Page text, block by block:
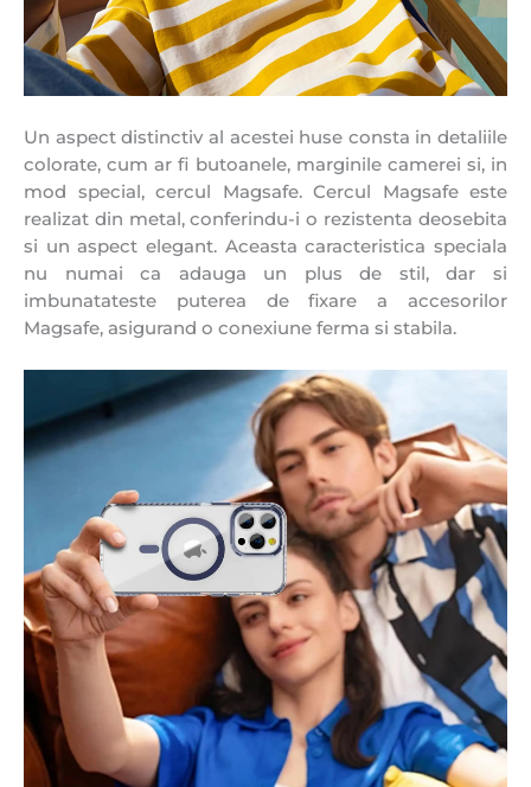
Un aspect distinctiv al acestei huse consta in detaliile
colorate, cum ar fi butoanele, marginile camerei si, in
mod special, cercul Magsafe. Cercul Magsafe este
realizat din metal, conferindu-i o rezistenta deosebita
si un aspect elegant. Aceasta caracteristica speciala
nu numai ca adauga un plus de stil, dar si
imbunatateste puterea de fixare a accesorilor
Magsafe, asigurand o conexiune ferma si stabila.